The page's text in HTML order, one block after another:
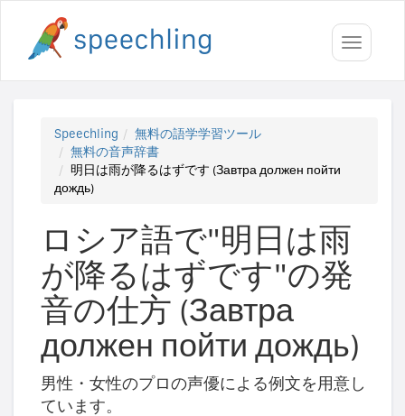
Toggle
Speechling
無料の語学学習ツール
無料の音声辞書
明日は雨が降るはずです (Завтра должен пойти
дождь)
ロシア語で"明日は雨
が降るはずです"の発
音の仕方 (Завтра
должен пойти дождь)
男性・女性のプロの声優による例文を用意し
ています。